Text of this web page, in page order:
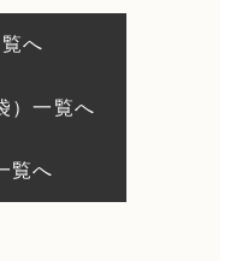
へ
）一覧へ
覧へ